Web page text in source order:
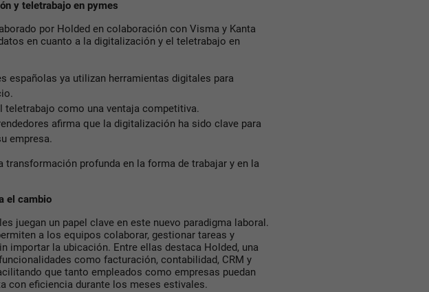
y teletrabajo en pymes
por Holded en colaboración con Visma y Kanta
en cuanto a la digitalización y el teletrabajo en
españolas ya utilizan herramientas digitales para
teletrabajo como una ventaja competitiva.
afirma que la digitalización ha sido clave para
empresa.
transformación profunda en la forma de trabajar y en la
el cambio
juegan un papel clave en este nuevo paradigma laboral.
a los equipos colaborar, gestionar tareas y
importar la ubicación. Entre ellas destaca Holded, una
como facturación, contabilidad, CRM y
que tanto empleados como empresas puedan
con eficiencia durante los meses estivales.